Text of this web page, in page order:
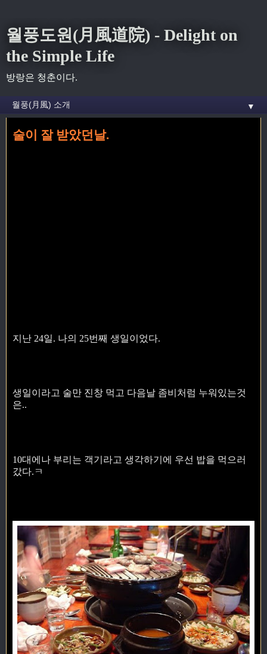
월풍도원(月風道院) - Delight on
the Simple Life
방랑은 청춘이다.
▼
홈» 25번째 꼬리가 달린 글
술이 잘 받았던날.
지난 24일. 나의 25번째 생일이었다.
생일이라고 술만 진창 먹고 다음날 좀비처럼 누워있는것
은..
10대에나 부리는 객기라고 생각하기에 우선 밥을 먹으러
갔다.ㅋ